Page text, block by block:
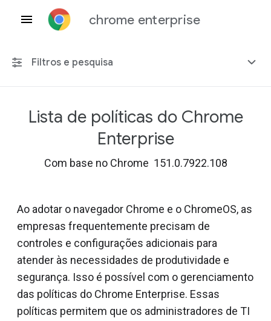
chrome enterprise
Filtros e pesquisa
Qualquer plataforma
Incluir políticas suspensas
Lista de políticas do Chrome
Enterprise
Com base no Chrome 151.0.7922.108
Ao adotar o navegador Chrome e o ChromeOS, as
empresas frequentemente precisam de
controles e configurações adicionais para
atender às necessidades de produtividade e
segurança. Isso é possível com o gerenciamento
das políticas do Chrome Enterprise. Essas
políticas permitem que os administradores de TI